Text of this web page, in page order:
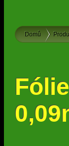
Domů